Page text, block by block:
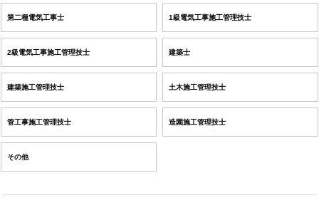
第二種電気工事士 1級電気工事施工管理技士
2級電気工事施工管理技士 建築士
建築施工管理技士 土木施工管理技士
管工事施工管理技士 造園施工管理技士
その他